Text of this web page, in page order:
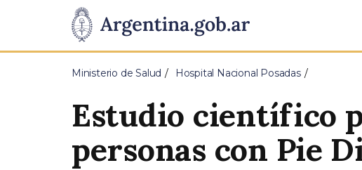
Presidencia
de
Pasar al contenido principal
Ministerio de Salud Hospital Nacional Posadas
Estudio científico
personas con Pie